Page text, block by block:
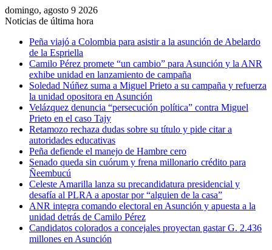
domingo, agosto 9 2026
Noticias de última hora
Peña viajó a Colombia para asistir a la asunción de Abelardo
de la Espriella
Camilo Pérez promete “un cambio” para Asunción y la ANR
exhibe unidad en lanzamiento de campaña
Soledad Núñez suma a Miguel Prieto a su campaña y refuerza
la unidad opositora en Asunción
Velázquez denuncia “persecución política” contra Miguel
Prieto en el caso Tajy
Retamozo rechaza dudas sobre su título y pide citar a
autoridades educativas
Peña defiende el manejo de Hambre cero
Senado queda sin cuórum y frena millonario crédito para
Ñeembucú
Celeste Amarilla lanza su precandidatura presidencial y
desafía al PLRA a apostar por “alguien de la casa”
ANR integra comando electoral en Asunción y apuesta a la
unidad detrás de Camilo Pérez
Candidatos colorados a concejales proyectan gastar G. 2.436
millones en Asunción